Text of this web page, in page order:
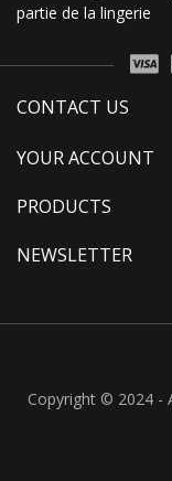
partie de la lingerie
CONTACT US
YOUR ACCOUNT
PRODUCTS
NEWSLETTER
Copyright © 2024 -